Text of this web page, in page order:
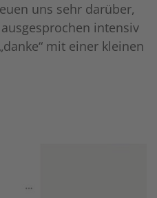
uns sehr darüber,
intensiv
mit einer kleinen